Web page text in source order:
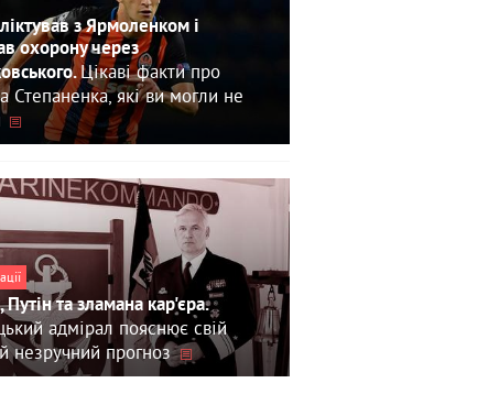
з Ярмоленком і
охорону через
Цікаві факти про
Степаненка, які ви могли не
та зламана кар'єра.
адмірал пояснює свій
незручний прогноз